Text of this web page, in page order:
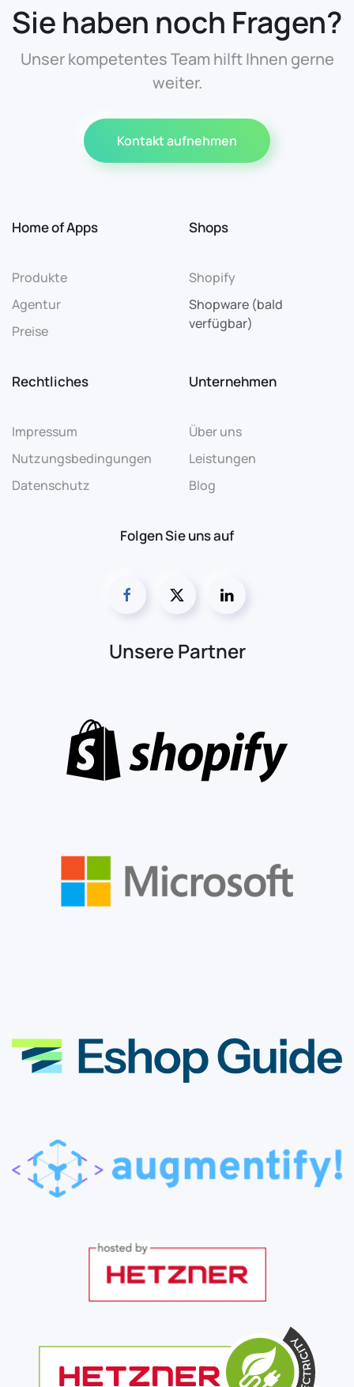
Sie haben noch Fragen?
Unser kompetentes Team hilft Ihnen gerne
weiter.
Kontakt aufnehmen
Home of Apps
Produkte
Agentur
Preise
Shops
Shopify
Shopware (bald
verfügbar)
Rechtliches
Impressum
Nutzungsbedingungen
Datenschutz
Unternehmen
Über uns
Leistungen
Blog
Folgen Sie uns auf
Unsere Partner